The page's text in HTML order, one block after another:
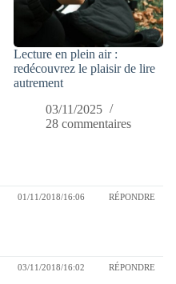
Lecture en plein air :
redécouvrez le plaisir de lire
autrement
03/11/2025
28 commentaires
01/11/2018/16:06 RÉPONDRE
03/11/2018/16:02 RÉPONDRE